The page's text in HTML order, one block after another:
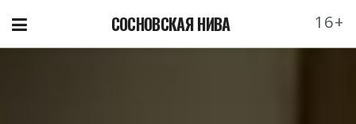
СОСНОВСКАЯ НИВА 16+